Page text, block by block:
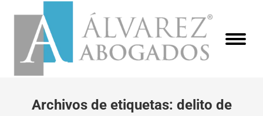
Archivos de etiquetas: delito de